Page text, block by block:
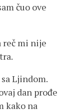
čuo ove
reč mi nije
Ljindom.
dan prođe
kako na